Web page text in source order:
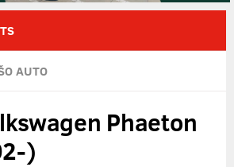
AUTO
Phaeton
)